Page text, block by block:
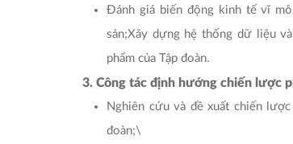
Đánh giá biến động kinh tế vĩ
sản;Xây dựng hệ thống dữ liệu
phẩm của Tập đoàn.
3. Công tác định hướng chiến lược
Nghiên cứu và đề xuất chiến
đoàn;\